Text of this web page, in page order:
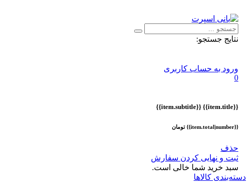
نتایج جستجو:
ورود به حساب کاربری
0
{{item.title}}
{{item.subtitle}}
{{item.total|number}} تومان
حذف
ثبت و نهایی کردن سفارش
سبد خرید شما خالی است.
دسته‌بندی کالاها